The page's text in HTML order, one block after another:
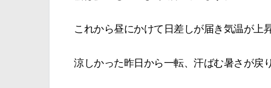
これから昼にかけて日差しが届き気温が上
涼しかった昨日から一転、汗ばむ暑さが戻